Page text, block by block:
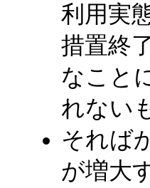
利用実
措置終
なこと
れない
それば
が増大